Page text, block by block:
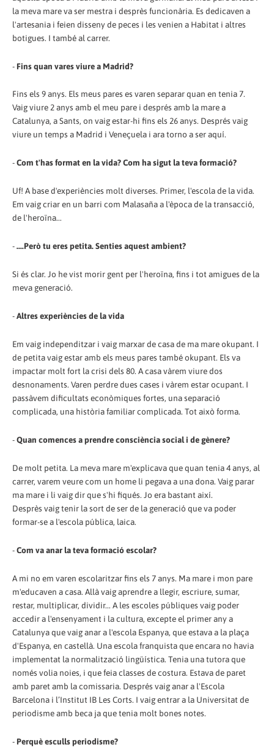
la meva mare va ser mestra i desprès funcionària. Es dedicaven a
l'artesania i feien disseny de peces i les venien a Habitat i altres
botigues. I també al carrer.
- Fins quan vares viure a Madrid?
Fins els 9 anys. Els meus pares es varen separar quan en tenia 7.
Vaig viure 2 anys amb el meu pare i després amb la mare a
Catalunya, a Sants, on vaig estar-hi fins els 26 anys. Després vaig
viure un temps a Madrid i Veneçuela i ara torno a ser aquí.
-Com t'has format en la vida? Com ha sigut la teva formació?
Uf! A base d'experiències molt diverses. Primer, l'escola de la vida.
Em vaig criar en un barri com Malasaña a l'època de la transacció,
de l'heroïna...
-....Però tu eres petita. Senties aquest ambient?
Si és clar. Jo he vist morir gent per l'heroïna, fins i tot amigues de la
meva generació.
-Altres experiències de la vida
Em vaig independitzar i vaig marxar de casa de ma mare okupant. I
de petita vaig estar amb els meus pares també okupant. Els va
impactar molt fort la crisi dels 80. A casa vàrem viure dos
desnonaments. Varen perdre dues cases i vàrem estar ocupant. I
passàvem dificultats econòmiques fortes, una separació
complicada, una història familiar complicada. Tot això forma.
-Quan comences a prendre consciència social i de gènere?
De molt petita. La meva mare m'explicava que quan tenia 4 anys, al
carrer, varem veure com un home li pegava a una dona. Vaig parar
ma mare i li vaig dir que s'hi fiqués. Jo era bastant així.
Desprès vaig tenir la sort de ser de la generació que va poder
formar-se a l'escola pública, laica.
-Com va anar la teva formació escolar?
A mi no em varen escolaritzar fins els 7 anys. Ma mare i mon pare
m'educaven a casa. Allà vaig aprendre a llegir, escriure, sumar,
restar, multiplicar, dividir... A les escoles públiques vaig poder
accedir a l'ensenyament i la cultura, excepte el primer any a
Catalunya que vaig anar a l'escola Espanya, que estava a la plaça
d'Espanya, en castellà. Una escola franquista que encara no havia
implementat la normalització lingüística. Tenia una tutora que
només volia noies, i que feia classes de costura. Estava de paret
amb paret amb la comissaria. Després vaig anar a l'Escola
Barcelona i l’Institut IB Les Corts. I vaig entrar a la Universitat de
periodisme amb beca ja que tenia molt bones notes.
- Perquè esculls periodisme?